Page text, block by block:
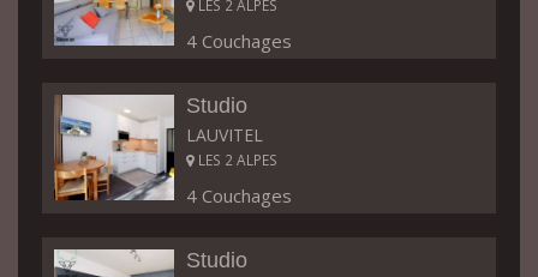
LES 2 ALPES
4 Couchages
Studio
LAUVITEL
LES 2 ALPES
4 Couchages
Studio